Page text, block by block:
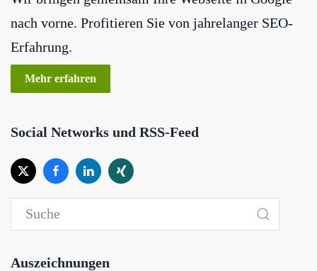
nach vorne. Profitieren Sie von jahrelanger SEO-
Erfahrung.
Mehr erfahren
Social Networks und RSS-Feed
Auszeichnungen